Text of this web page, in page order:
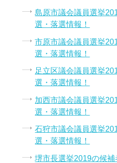
島原市議会議員選挙
選・落選情報！
市原市議会議員選挙
選・落選情報！
足立区議会議員選挙
選・落選情報！
加西市議会議員選挙
選・落選情報！
石狩市議会議員選挙
選・落選情報！
堺市長選挙2019の候